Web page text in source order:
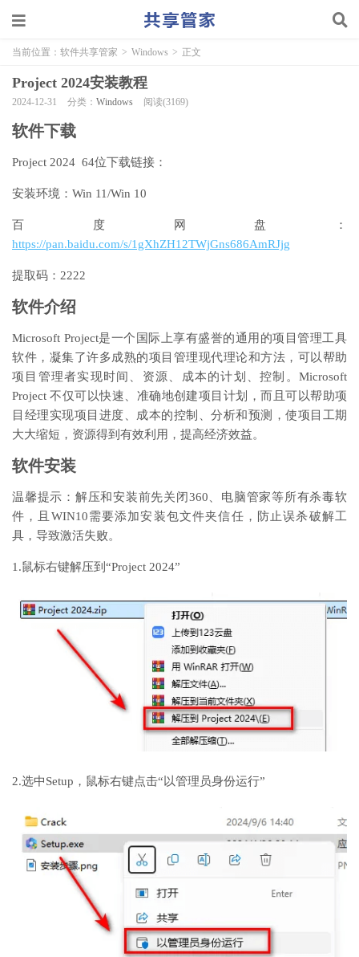
当前位置： 软件共享管家 > Windows > 正文
Project 2024安装教程
2024-12-31 分类： Windows 阅读(3169)
软件下载
Project 2024 64位下载链接：
安装环境：Win 11/Win 10
百度网盘：
https://pan.baidu.com/s/1gXhZH12TWjGns686AmRJjg
提取码：2222
软件介绍
Microsoft Project是一个国际上享有盛誉的通用的项目管理工具
软件，凝集了许多成熟的项目管理现代理论和方法，可以帮助
项目管理者实现时间、资源、成本的计划、控制。Microsoft
Project 不仅可以快速、准确地创建项目计划，而且可以帮助项
目经理实现项目进度、成本的控制、分析和预测，使项目工期
大大缩短，资源得到有效利用，提高经济效益。
软件安装
温馨提示：解压和安装前先关闭360、电脑管家等所有杀毒软
件，且WIN10需要添加安装包文件夹信任，防止误杀破解工
具，导致激活失败。
1.鼠标右键解压到“Project 2024”
2.选中Setup，鼠标右键点击“以管理员身份运行”